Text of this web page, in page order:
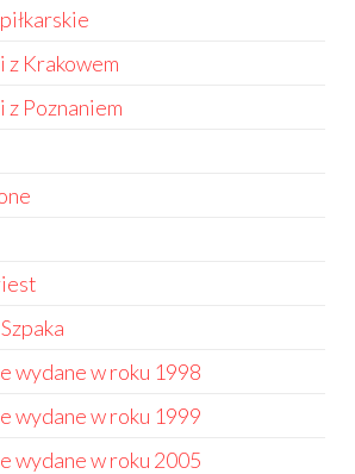
z Krakowem
Poznaniem
wydane w roku 1998
wydane w roku 1999
wydane w roku 2005